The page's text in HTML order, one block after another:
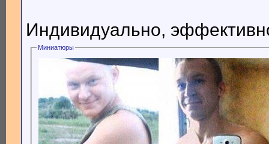
Индивидуально,
Миниатюры